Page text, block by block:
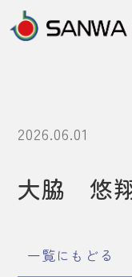
2026.06.01
大脇 悠
一覧にもどる